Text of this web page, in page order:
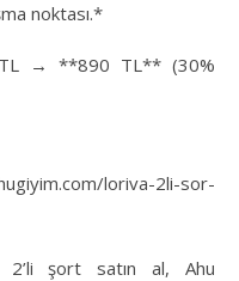
noktası.*
TL → **890 TL** (30%
loriva-2li-sor-
şort satın al, Ahu